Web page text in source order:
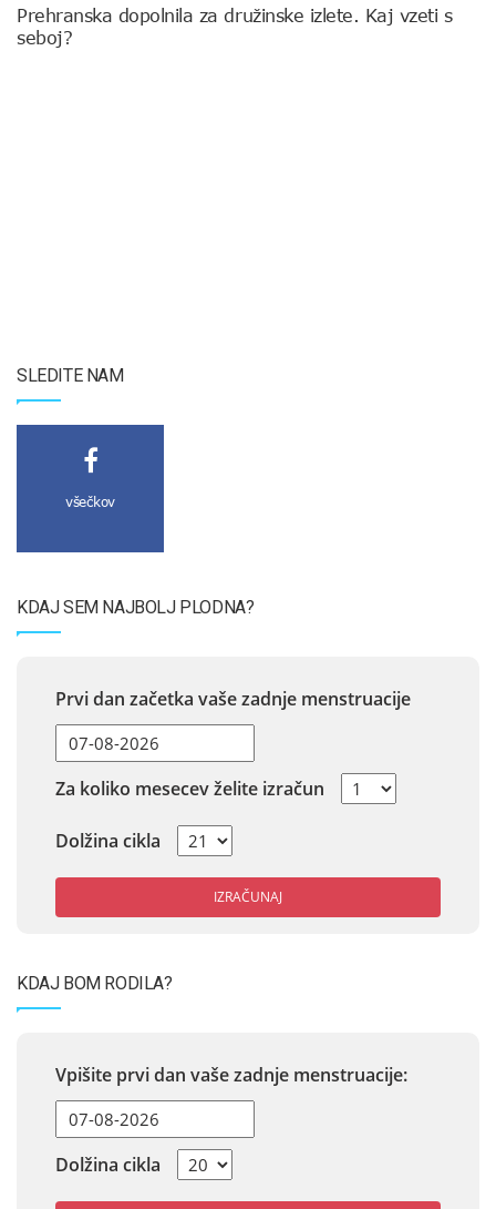
Prehranska dopolnila za družinske izlete. Kaj vzeti s
seboj?
SLEDITE NAM
všečkov
KDAJ SEM NAJBOLJ PLODNA?
Prvi dan začetka vaše zadnje menstruacije
Za koliko mesecev želite izračun
Dolžina cikla
IZRAČUNAJ
KDAJ BOM RODILA?
Vpišite prvi dan vaše zadnje menstruacije:
Dolžina cikla